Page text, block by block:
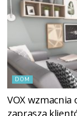
DOM
VOX
zaprasza